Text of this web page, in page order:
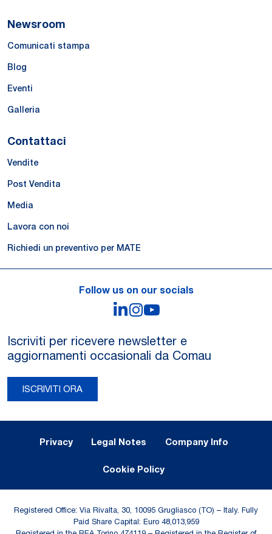
Newsroom
Comunicati stampa
Blog
Eventi
Galleria
Contattaci
Vendite
Post Vendita
Media
Lavora con noi
Richiedi un preventivo per MATE
Follow us on our socials
LinkedIn
Instagram
Iscriviti per ricevere newsletter e
aggiornamenti occasionali da Comau
ISCRIVITI ORA
Privacy Legal Notes Company Info
Cookie Policy
Registered Office: Via Rivalta, 30, 10095 Grugliasco (TO) – Italy. Fully
Paid Share Capital: Euro 48,013,959